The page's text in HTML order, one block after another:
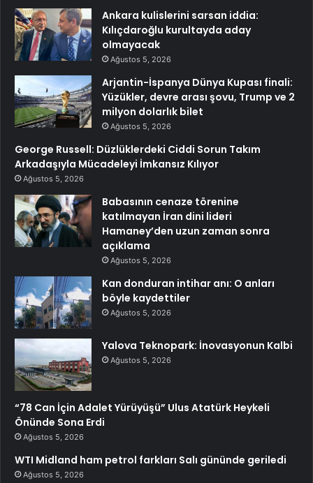
Ankara kulislerini sarsan iddia:
Kılıçdaroğlu kurultayda aday
olmayacak
Ağustos 5, 2026
Arjantin-İspanya Dünya Kupası finali:
Yüzükler, devre arası şovu, Trump ve 2
milyon dolarlık bilet
Ağustos 5, 2026
George Russell: Düzlüklerdeki Ciddi Sorun Takım
Arkadaşıyla Mücadeleyi İmkansız Kılıyor
Ağustos 5, 2026
Babasının cenaze törenine
katılmayan İran dini lideri
Hamaney’den uzun zaman sonra
açıklama
Ağustos 5, 2026
Kan donduran intihar anı: O anları
böyle kaydettiler
Ağustos 5, 2026
Yalova Teknopark: İnovasyonun Kalbi
Ağustos 5, 2026
“78 Can İçin Adalet Yürüyüşü” Ulus Atatürk Heykeli
Önünde Sona Erdi
Ağustos 5, 2026
WTI Midland ham petrol farkları Salı gününde geriledi
Ağustos 5, 2026